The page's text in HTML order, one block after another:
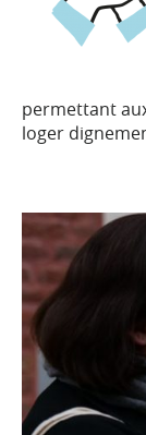
permettant
loger